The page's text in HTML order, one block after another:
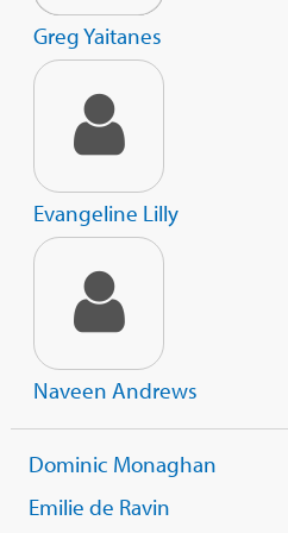
Greg Yaitanes
Evangeline Lilly
Naveen Andrews
Dominic Monaghan
Emilie de Ravin